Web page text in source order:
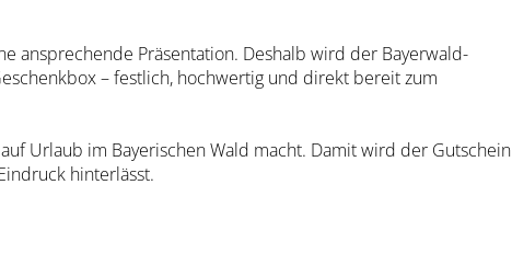
ansprechende Präsentation. Deshalb wird der Bayerwald-
– festlich, hochwertig und direkt bereit zum
Urlaub im Bayerischen Wald macht. Damit wird der Gutschein
hinterlässt.